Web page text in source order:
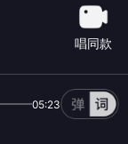
唱同款
05:23